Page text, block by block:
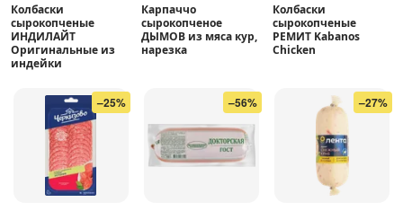
Колбаски
сырокопченые
ИНДИЛАЙТ
Оригинальные из
индейки
Карпаччо
сырокопченое
ДЫМОВ из мяса кур,
нарезка
Колбаски
сырокопченые
РЕМИТ Kabanos
Chicken
–25% –56% –27%